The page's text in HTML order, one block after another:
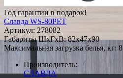
Год гарантии в подарок!
Славда WS-80PET
Артикул: 278082
Габариты ШxГxВ: 82x47x90
Максимальная загрузка белья, кг: 8
Производитель:
СЛАВДА